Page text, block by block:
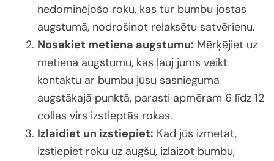
nedominējošo roku, kas tur bumbu jostas
augstumā, nodrošinot relaksētu satvērienu.
Nosakiet metiena augstumu: Mērķējiet uz
metiena augstumu, kas ļauj jums veikt
kontaktu ar bumbu jūsu sasnieguma
augstākajā punktā, parasti apmēram 6 līdz 12
collas virs izstieptās rokas.
Izlaidiet un izstiepiet: Kad jūs izmetat,
izstiepiet roku uz augšu, izlaizot bumbu,